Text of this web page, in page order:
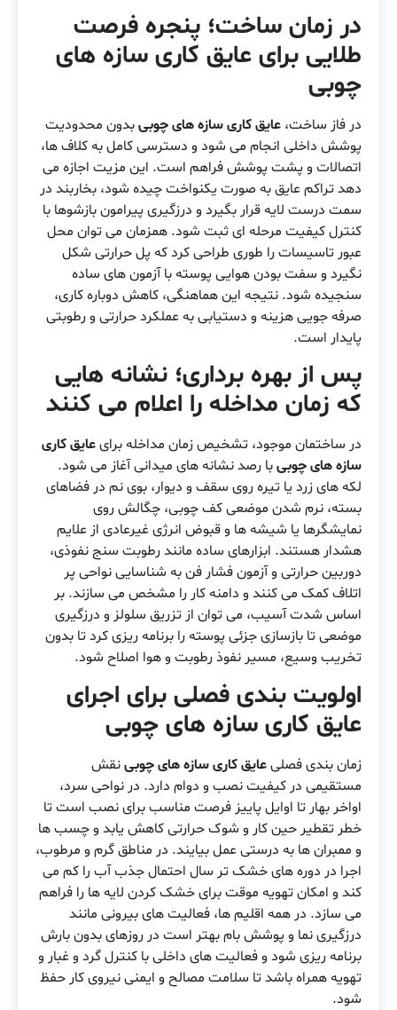
در زمان ساخت؛ پنجره فرصت
طلایی برای عایق کاری سازه های
چوبی
در فاز ساخت، عایق کاری سازه های چوبیبدون محدودیت
پوشش داخلی انجام می شود و دسترسی کامل به کلاف ها،
اتصالات و پشت پوشش فراهم است. این مزیت اجازه می
دهد تراکم عایق به صورت یکنواخت چیده شود، بخاربند در
سمت درست لایه قرار بگیرد و درزگیری پیرامون بازشوها با
کنترل کیفیت مرحله ای ثبت شود. همزمان می توان محل
عبور تاسیسات را طوری طراحی کرد که پل حرارتی شکل
نگیرد و سفت بودن هوایی پوسته با آزمون های ساده
سنجیده شود. نتیجه این هماهنگی، کاهش دوباره کاری،
صرفه جویی هزینه و دستیابی به عملکرد حرارتی و رطوبتی
پایدار است.
پس از بهره برداری؛ نشانه هایی
که زمان مداخله را اعلام می کنند
در ساختمان موجود، تشخیص زمان مداخله برایعایق کاری
سازه های چوبیبا رصد نشانه های میدانی آغاز می شود.
لکه های زرد یا تیره روی سقف و دیوار، بوی نم در فضاهای
بسته، نرم شدن موضعی کف چوبی، چگالش روی
نمایشگرها یا شیشه ها و قبوض انرژی غیرعادی از علایم
هشدار هستند. ابزارهای ساده مانند رطوبت سنج نفوذی،
دوربین حرارتی و آزمون فشار فن به شناسایی نواحی پر
اتلاف کمک می کنند و دامنه کار را مشخص می سازند. بر
اساس شدت آسیب، می توان از تزریق سلولز و درزگیری
موضعی تا بازسازی جزئی پوسته را برنامه ریزی کرد تا بدون
تخریب وسیع، مسیر نفوذ رطوبت و هوا اصلاح شود.
اولویت بندی فصلی برای اجرای
عایق کاری سازه های چوبی
زمان بندی فصلیعایق کاری سازه های چوبینقش
مستقیمی در کیفیت نصب و دوام دارد. در نواحی سرد،
اواخر بهار تا اوایل پاییز فرصت مناسب برای نصب است تا
خطر تقطیر حین کار و شوک حرارتی کاهش یابد و چسب ها
و ممبران ها به درستی عمل بیایند. در مناطق گرم و مرطوب،
اجرا در دوره های خشک تر سال احتمال جذب آب را کم می
کند و امکان تهویه موقت برای خشک کردن لایه ها را فراهم
می سازد. در همه اقلیم ها، فعالیت های بیرونی مانند
درزگیری نما و پوشش بام بهتر است در روزهای بدون بارش
برنامه ریزی شود و فعالیت های داخلی با کنترل گرد و غبار و
تهویه همراه باشد تا سلامت مصالح و ایمنی نیروی کار حفظ
شود.